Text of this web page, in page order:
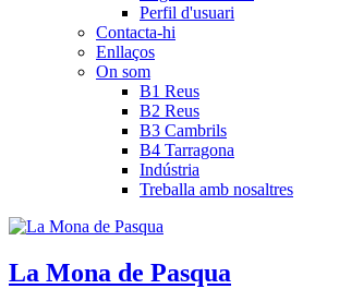
Perfil d'usuari
Contacta-hi
Enllaços
On som
B1 Reus
B2 Reus
B3 Cambrils
B4 Tarragona
Indústria
Treballa amb nosaltres
La Mona de Pasqua